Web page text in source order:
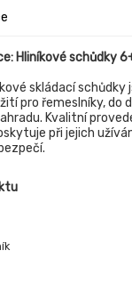
Hliníkové schůdky
skládací schůdky
pro řemeslníky, do
Kvalitní
při jejich